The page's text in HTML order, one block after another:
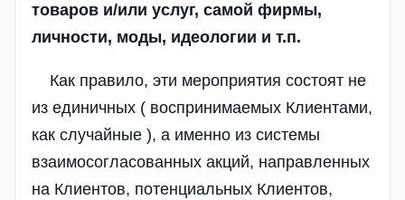
товаров и/или услуг, самой фирмы,
личности, моды, идеологии и т.п.
Как правило, эти мероприятия состоят не
из единичных ( воспринимаемых Клиентами,
как случайные ), а именно из системы
взаимосогласованных акций, направленных
на Клиентов, потенциальных Клиентов,